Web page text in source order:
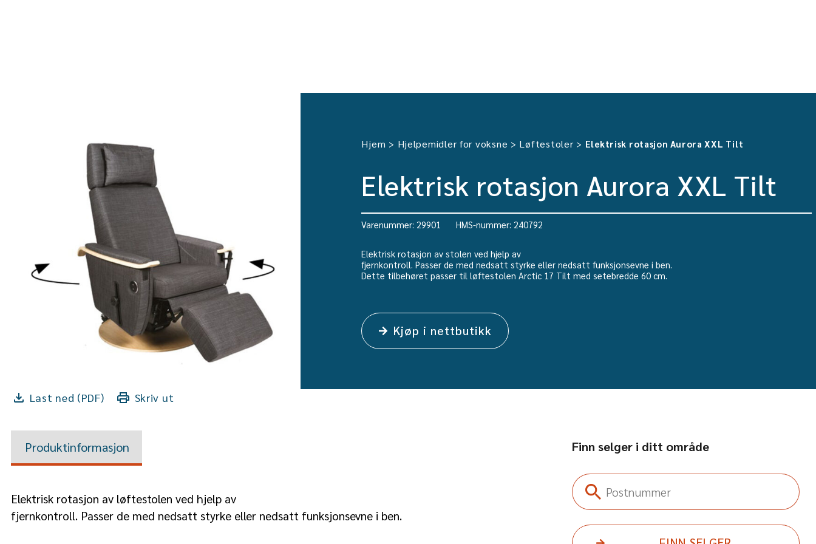
Hjem > Hjelpemidler for voksne > Løftestoler > Elektrisk rotasjon Aurora XXL Tilt
Elektrisk rotasjon Aurora XXL Tilt
Varenummer: 29901 HMS-nummer: 240792
Elektrisk rotasjon av stolen ved hjelp av
fjernkontroll. Passer de med nedsatt styrke eller nedsatt funksjonsevne i ben.
Dette tilbehøret passer til løftestolen Arctic 17 Tilt med setebredde 60 cm.
Kjøp i nettbutikk
Last ned (PDF) Skriv ut
Produktinformasjon
Elektrisk rotasjon av løftestolen ved hjelp av
fjernkontroll. Passer de med nedsatt styrke eller nedsatt funksjonsevne i ben.
Finn selger i ditt område
Postnummer